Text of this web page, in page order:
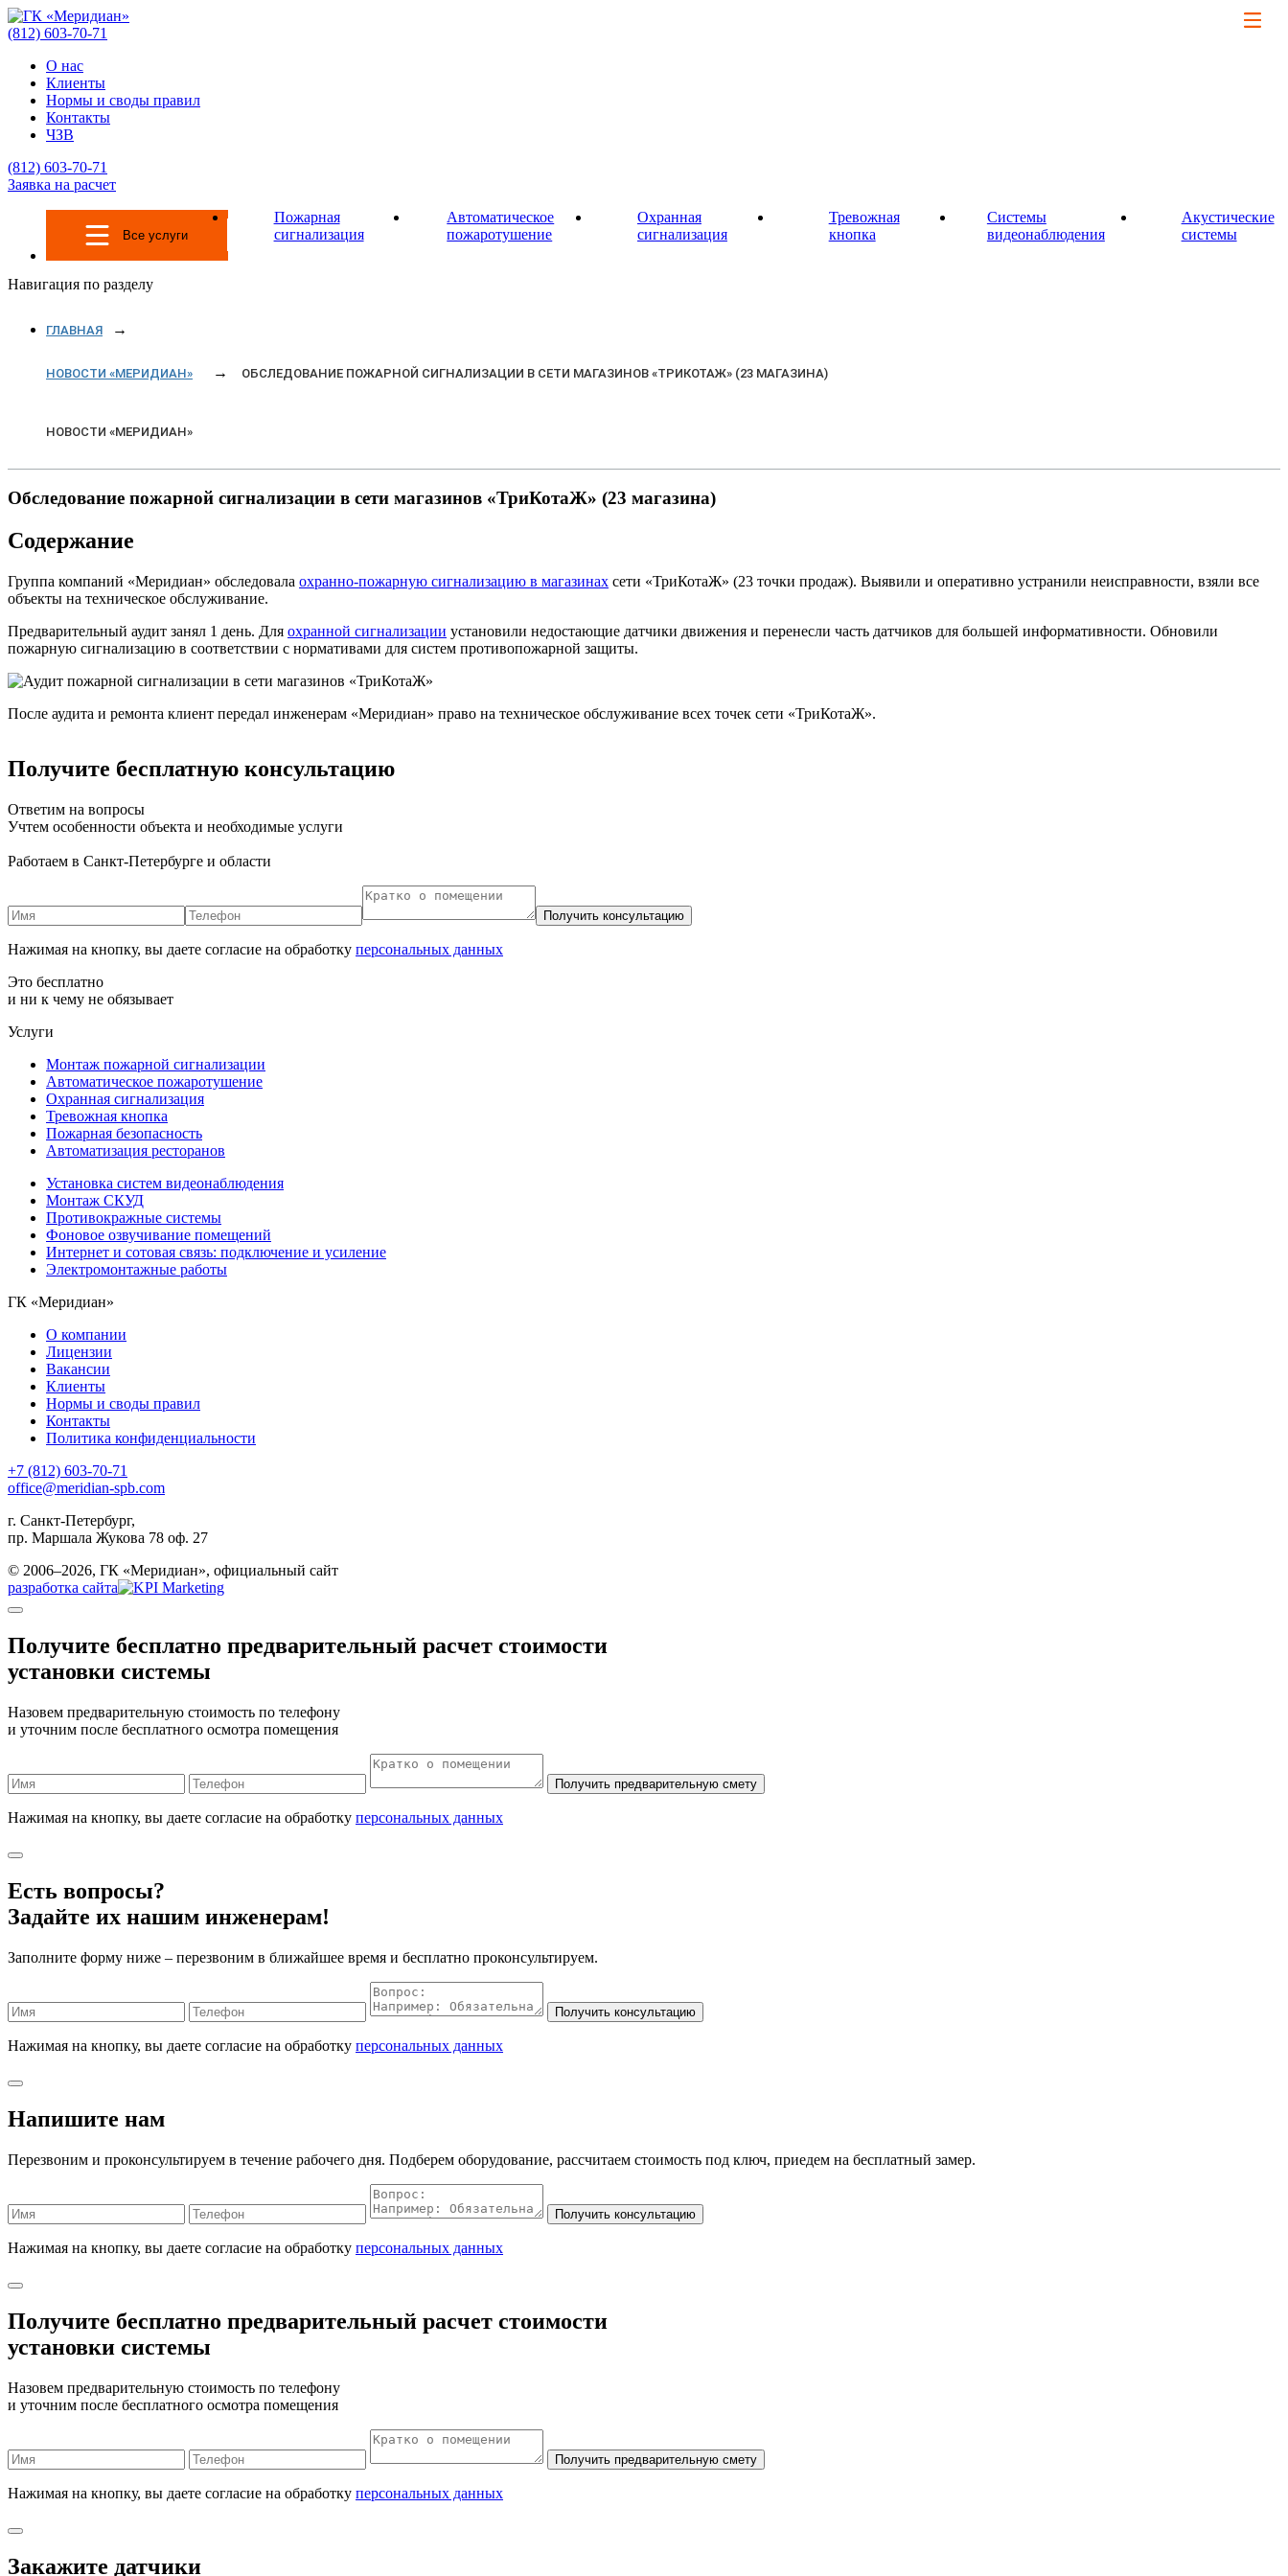
(812) 603-70-71
О нас
Клиенты
Нормы и своды правил
Контакты
ЧЗВ
(812) 603-70-71
Заявка на расчет
Все услуги
Пожарная
сигнализация
Автоматическое
пожаротушение
Охранная
сигнализация
Тревожная
кнопка
Системы
видеонаблюдения
Акустические
системы
Навигация по разделу
ГЛАВНАЯ
НОВОСТИ «МЕРИДИАН» ОБСЛЕДОВАНИЕ ПОЖАРНОЙ СИГНАЛИЗАЦИИ В СЕТИ МАГАЗИНОВ «ТРИКОТАЖ» (23 МАГАЗИНА)
НОВОСТИ «МЕРИДИАН»
Обследование пожарной сигнализации в сети магазинов «ТриКотаЖ» (23 магазина)
Содержание
Группа компаний «Меридиан» обследовала охранно-пожарную сигнализацию в магазинах сети «ТриКотаЖ» (23 точки продаж). Выявили и оперативно устранили неисправности, взяли все
объекты на техническое обслуживание.
Предварительный аудит занял 1 день. Для охранной сигнализации установили недостающие датчики движения и перенесли часть датчиков для большей информативности. Обновили
пожарную сигнализацию в соответствии с нормативами для систем противопожарной защиты.
После аудита и ремонта клиент передал инженерам «Меридиан» право на техническое обслуживание всех точек сети «ТриКотаЖ».
Получите бесплатную консультацию
Ответим на вопросы
Учтем особенности объекта и необходимые услуги
Работаем в Санкт-Петербурге и области
Нажимая на кнопку, вы даете согласие на обработку персональных данных
Это бесплатно
и ни к чему не обязывает
Услуги
Монтаж пожарной сигнализации
Автоматическое пожаротушение
Охранная сигнализация
Тревожная кнопка
Пожарная безопасность
Автоматизация ресторанов
Установка систем видеонаблюдения
Монтаж СКУД
Противокражные системы
Фоновое озвучивание помещений
Интернет и сотовая связь: подключение и усиление
Электромонтажные работы
ГК «Меридиан»
О компании
Лицензии
Вакансии
Клиенты
Нормы и своды правил
Контакты
Политика конфиденциальности
+7 (812) 603-70-71
office@meridian-spb.com
г. Санкт-Петербург,
пр. Маршала Жукова 78 оф. 27
© 2006–2026, ГК «Меридиан», официальный сайт
разработка сайта
Получите бесплатно предварительный расчет стоимости
установки системы
Назовем предварительную стоимость по телефону
и уточним после бесплатного осмотра помещения
Нажимая на кнопку, вы даете согласие на обработку персональных данных
Есть вопросы?
Задайте их нашим инженерам!
Заполните форму ниже – перезвоним в ближайшее время и бесплатно проконсультируем.
Нажимая на кнопку, вы даете согласие на обработку персональных данных
Напишите нам
Перезвоним и проконсультируем в течение рабочего дня. Подберем оборудование, рассчитаем стоимость под ключ, приедем на бесплатный замер.
Нажимая на кнопку, вы даете согласие на обработку персональных данных
Получите бесплатно предварительный расчет стоимости
установки системы
Назовем предварительную стоимость по телефону
и уточним после бесплатного осмотра помещения
Нажимая на кнопку, вы даете согласие на обработку персональных данных
Закажите датчики